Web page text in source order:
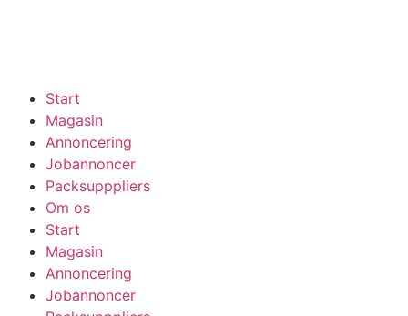
Start
Magasin
Annoncering
Jobannoncer
Packsupppliers
Om os
Start
Magasin
Annoncering
Jobannoncer